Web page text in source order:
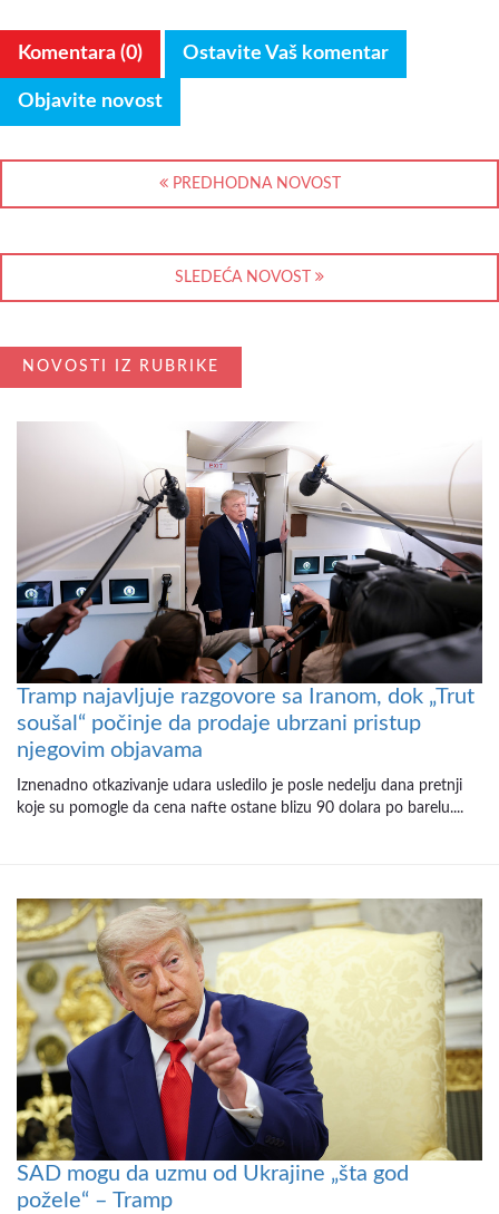
Komentara (0) Ostavite Vaš komentar
Objavite novost
PREDHODNA NOVOST
SLEDEĆA NOVOST
NOVOSTI IZ RUBRIKE
Tramp najavljuje razgovore sa Iranom, dok „Trut
soušal“ počinje da prodaje ubrzani pristup
njegovim objavama
Iznenadno otkazivanje udara usledilo je posle nedelju dana pretnji
koje su pomogle da cena nafte ostane blizu 90 dolara po barelu....
SAD mogu da uzmu od Ukrajine „šta god
požele“ – Tramp